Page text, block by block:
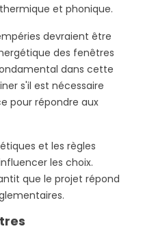
et phonique.
devraient être
des fenêtres
dans cette
s'il est nécessaire
pour répondre aux
et les règles
les choix.
que le projet répond